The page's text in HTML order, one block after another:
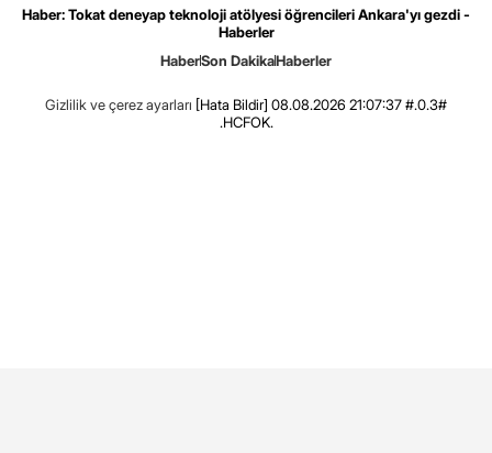
Haber: Tokat deneyap teknoloji atölyesi öğrencileri Ankara'yı gezdi -
Haberler
HaberSon DakikaHaberler
Gizlilik ve çerez ayarları [Hata Bildir] 08.08.2026 21:07:37 #.0.3#
.HCFOK.